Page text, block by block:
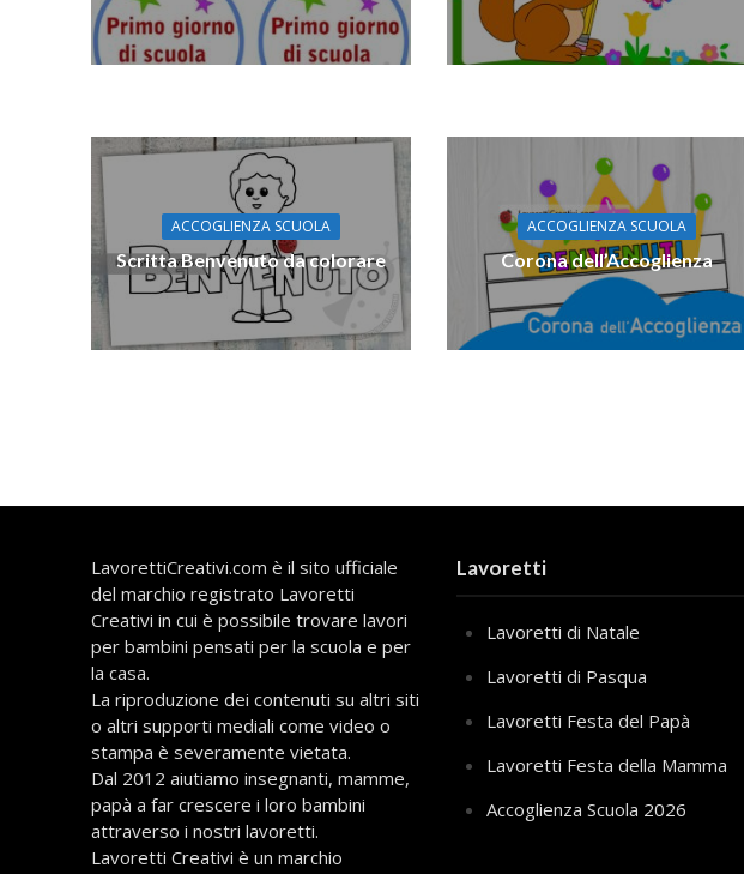
ACCOGLIENZA SCUOLA
Scritta Benvenuto da colorare
ACCOGLIENZA SCUOLA
Corona dell’Accoglienza
LavorettiCreativi.com è il sito ufficiale
del marchio registrato Lavoretti
Creativi in cui è possibile trovare lavori
per bambini pensati per la scuola e per
la casa.
La riproduzione dei contenuti su altri siti
o altri supporti mediali come video o
stampa è severamente vietata.
Dal 2012 aiutiamo insegnanti, mamme,
papà a far crescere i loro bambini
attraverso i nostri lavoretti.
Lavoretti Creativi è un marchio
Lavoretti
Lavoretti di Natale
Lavoretti di Pasqua
Lavoretti Festa del Papà
Lavoretti Festa della Mamma
Accoglienza Scuola 2026